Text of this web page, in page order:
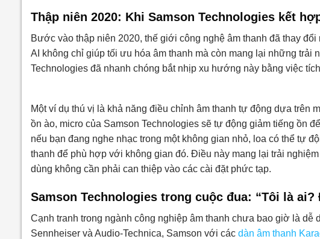
Thập niên 2020: Khi Samson Technologies kết
Bước vào thập niên 2020, thế giới công nghệ âm thanh đã thay
AI không chỉ giúp tối ưu hóa âm thanh mà còn mang lại những trải
Technologies đã nhanh chóng bắt nhịp xu hướng này bằng việc
Một ví dụ thú vị là khả năng điều chỉnh âm thanh tự động dựa trên
ồn ào, micro của Samson Technologies sẽ tự động giảm tiếng ồn
nếu bạn đang nghe nhạc trong một không gian nhỏ, loa có thể tự
thanh để phù hợp với không gian đó. Điều này mang lại trải
dùng không cần phải can thiệp vào các cài đặt phức tạp.
Samson Technologies trong cuộc đua: “Tôi là ai?
Cạnh tranh trong ngành công nghiệp âm thanh chưa bao giờ là
Sennheiser và Audio-Technica, Samson với các dàn âm thanh